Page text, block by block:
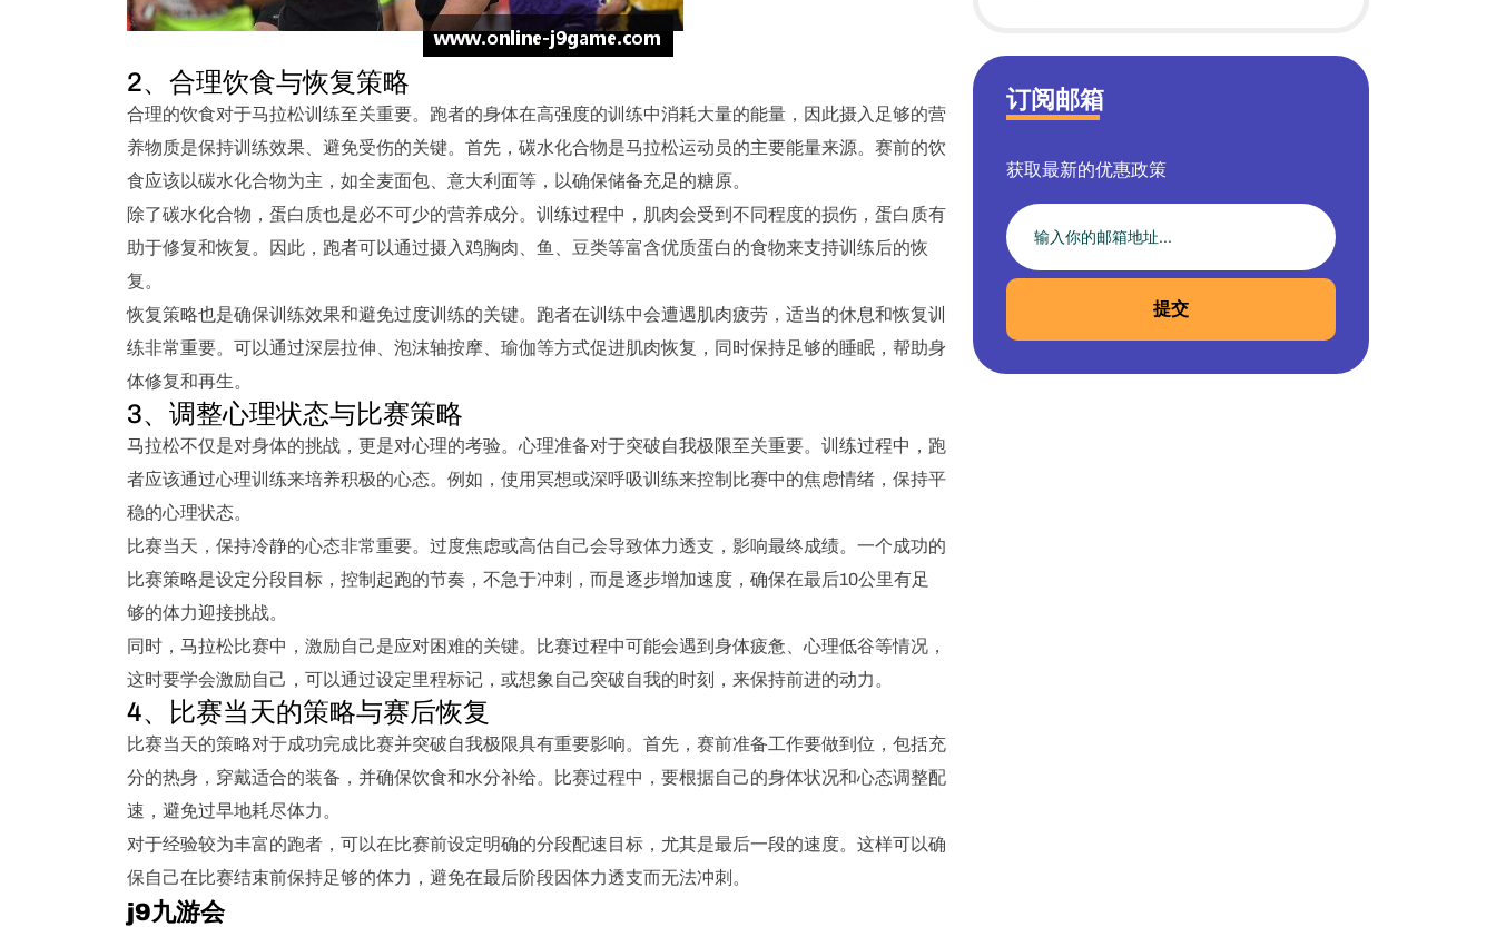
2、合理饮食与恢复策略
合理的饮食对于马拉松训练至关重要。跑者的身体在高强度的训练中消耗大量的能量，因此摄入足够的营
养物质是保持训练效果、避免受伤的关键。首先，碳水化合物是马拉松运动员的主要能量来源。赛前的饮
食应该以碳水化合物为主，如全麦面包、意大利面等，以确保储备充足的糖原。
除了碳水化合物，蛋白质也是必不可少的营养成分。训练过程中，肌肉会受到不同程度的损伤，蛋白质有
助于修复和恢复。因此，跑者可以通过摄入鸡胸肉、鱼、豆类等富含优质蛋白的食物来支持训练后的恢
复。
恢复策略也是确保训练效果和避免过度训练的关键。跑者在训练中会遭遇肌肉疲劳，适当的休息和恢复训
练非常重要。可以通过深层拉伸、泡沫轴按摩、瑜伽等方式促进肌肉恢复，同时保持足够的睡眠，帮助身
体修复和再生。
3、调整心理状态与比赛策略
马拉松不仅是对身体的挑战，更是对心理的考验。心理准备对于突破自我极限至关重要。训练过程中，跑
者应该通过心理训练来培养积极的心态。例如，使用冥想或深呼吸训练来控制比赛中的焦虑情绪，保持平
稳的心理状态。
比赛当天，保持冷静的心态非常重要。过度焦虑或高估自己会导致体力透支，影响最终成绩。一个成功的
比赛策略是设定分段目标，控制起跑的节奏，不急于冲刺，而是逐步增加速度，确保在最后10公里有足
够的体力迎接挑战。
同时，马拉松比赛中，激励自己是应对困难的关键。比赛过程中可能会遇到身体疲惫、心理低谷等情况，
这时要学会激励自己，可以通过设定里程标记，或想象自己突破自我的时刻，来保持前进的动力。
4、比赛当天的策略与赛后恢复
比赛当天的策略对于成功完成比赛并突破自我极限具有重要影响。首先，赛前准备工作要做到位，包括充
分的热身，穿戴适合的装备，并确保饮食和水分补给。比赛过程中，要根据自己的身体状况和心态调整配
速，避免过早地耗尽体力。
对于经验较为丰富的跑者，可以在比赛前设定明确的分段配速目标，尤其是最后一段的速度。这样可以确
保自己在比赛结束前保持足够的体力，避免在最后阶段因体力透支而无法冲刺。
j9九游会
订阅邮箱
获取最新的优惠政策
提交